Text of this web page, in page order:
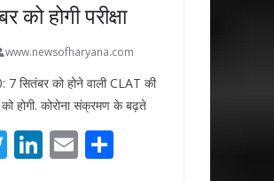
को होगी परीक्षा
www.newsofharyana.com
सितंबर को होने वाली CLAT की
होगी. कोरोना संक्रमण के बढ़ते
T Li E